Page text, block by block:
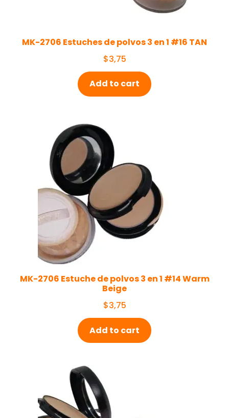
MK-2706 Estuches de polvos 3 en 1 #16 TAN
$3,75
Add to cart
MK-2706 Estuche de polvos 3 en 1 #14 Warm
Beige
$3,75
Add to cart